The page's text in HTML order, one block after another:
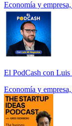
Economía y
El PodCash con
Economía y